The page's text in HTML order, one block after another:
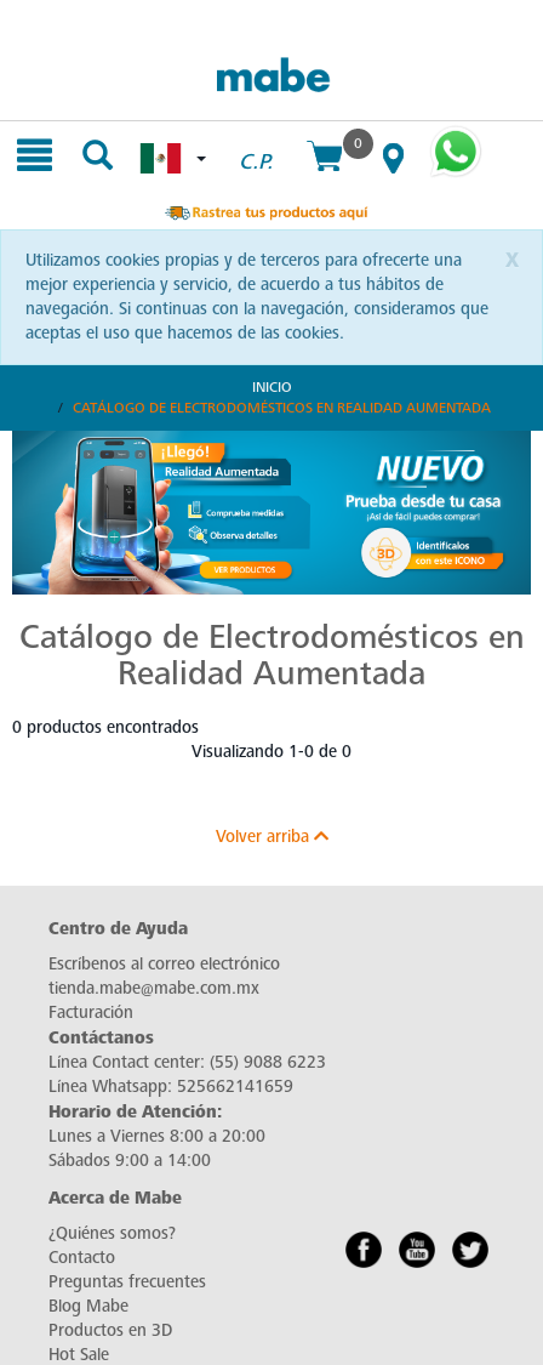
C.P.
0
x
Utilizamos cookies propias y de terceros para ofrecerte una
mejor experiencia y servicio, de acuerdo a tus hábitos de
navegación. Si continuas con la navegación, consideramos que
aceptas el uso que hacemos de las cookies.
INICIO
CATÁLOGO DE ELECTRODOMÉSTICOS EN REALIDAD AUMENTADA
Catálogo de Electrodomésticos en
Realidad Aumentada
0 productos encontrados
Visualizando 1-0 de 0
Volver arriba
Centro de Ayuda
Escríbenos al correo electrónico
tienda.mabe@mabe.com.mx
Facturación
Contáctanos
Línea Contact center: (55) 9088 6223
Línea Whatsapp: 525662141659
Horario de Atención:
Lunes a Viernes 8:00 a 20:00
Sábados 9:00 a 14:00
Acerca de Mabe
¿Quiénes somos?
Contacto
Preguntas frecuentes
Blog Mabe
Productos en 3D
Hot Sale